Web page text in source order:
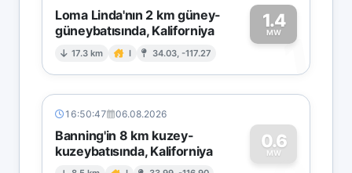
Loma Linda'nın 2 km güney-
güneybatısında, Kaliforniya
17.3 km I 34.03, -117.27
1.4
MW1
16:50:47 06.08.2026
Banning'in 8 km kuzey-
kuzeybatısında, Kaliforniya
0.6
MW